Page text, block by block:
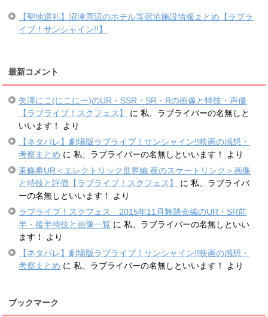
【聖地巡礼】沼津周辺のホテル等宿泊施設情報まとめ【ラブラ
イブ！サンシャイン!!】
最新コメント
矢澤にこ(にこにー)のUR・SSR・SR・Rの画像と特技・声優
【ラブライブ！スクフェス】
に私、ラブライバーの名無しと
いいます！
より
【ネタバレ】劇場版ラブライブ！サンシャイン!!映画の感想・
考察まとめ に私、ラブライバーの名無しといいます！
より
東條希UR＜エレクトリック世界編 夜のスケートリンク＞画像
と特技と評価【ラブライブ！スクフェス】
に私、ラブライバ
ーの名無しといいます！
より
ラブライブ！スクフェス 2015年11月舞踏会編のUR・SR前
半・後半特技と画像一覧 に私、ラブライバーの名無しといい
ます！
より
【ネタバレ】劇場版ラブライブ！サンシャイン!!映画の感想・
考察まとめ に私、ラブライバーの名無しといいます！ より
ブックマーク